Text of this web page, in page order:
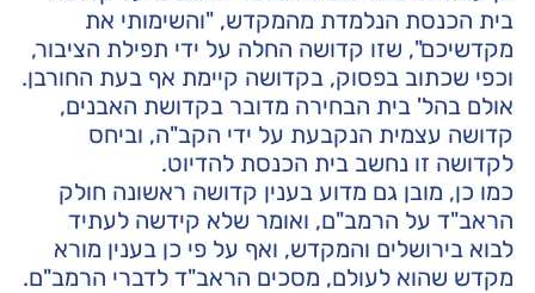
בית הכנסת הנלמדת מהמקדש, "והשימותי את
מקדשיכם", שזו קדושה החלה על ידי תפילת הציבור,
וכפי שכתוב בפסוק, בקדושה קיימת אף בעת החורבן.
אולם בהל' בית הבחירה מדובר בקדושת האבנים,
קדושה עצמית הנקבעת על ידי הקב"ה, וביחס
לקדושה זו נחשב בית הכנסת להדיוט.
כמו כן, מובן גם מדוע בענין קדושה ראשונה חולק
הראב"ד על הרמב"ם, ואומר שלא קידשה לעתיד
לבוא בירושלים והמקדש, ואף על פי כן בענין מורא
מקדש שהוא לעולם, מסכים הראב"ד לדברי הרמב"ם.